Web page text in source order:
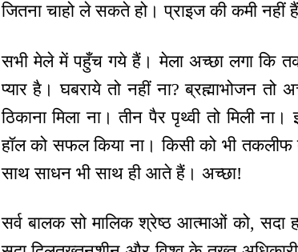
जितना चाहो ले सकते हो। प्राइज की कमी नहीं
सभी मेले में पहुँच गये हैं। मेला अच्छा लगा कि
प्यार है। घबराये तो नहीं ना? ब्रह्माभोजन
ठिकाना मिला ना। तीन पैर पृथ्वी तो मिली
हॉल को सफल किया ना। किसी को भी
साथ साधन भी साथ ही आते हैं। अच्छा!
सर्व बालक सो मालिक श्रेष्ठ आत्माओं को,